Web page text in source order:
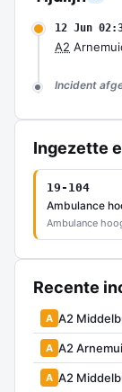
12 Jun
A2
Incident
Ingezette
19-104
Ambulance
Ambulance
Recente
A A2
A A2
A A2